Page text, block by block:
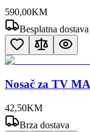
590,00KM
Besplatna dostava
Nosač za TV
42,50KM
Brza dostava